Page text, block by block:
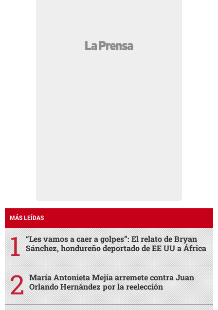
MÁS LEÍDAS
“Les vamos a caer a golpes”: El relato de Bryan
Sánchez, hondureño deportado de EE UU a África
María Antonieta Mejía arremete contra Juan
Orlando Hernández por la reelección